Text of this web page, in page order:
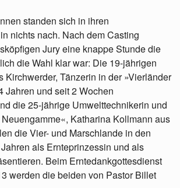
standen sich in ihren
nichts nach. Nach dem Casting
Jury eine knappe Stunde die
die Wahl klar war: Die 19-jährigen
Kirchwerder, Tänzerin in der »Vierländer
Jahren und seit 2 Wochen
die 25-jährige Umwelttechnikerin und
Katharina Kollmann aus
die Vier- und Marschlande in den
als Ernteprinzessin und als
Beim Erntedankgottesdienst
werden die beiden von Pastor Billet